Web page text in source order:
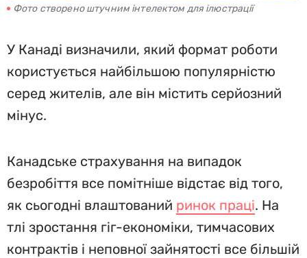
Фото створено штучним інтелектом для ілюстрації
У Канаді визначили, який формат роботи
користується найбільшою популярністю
серед жителів, але він містить серйозний
мінус.
Канадське страхування на випадок
безробіття все помітніше відстає від того,
як сьогодні влаштований ринок праці. На
тлі зростання гіг-економіки, тимчасових
контрактів і неповної зайнятості все більшій